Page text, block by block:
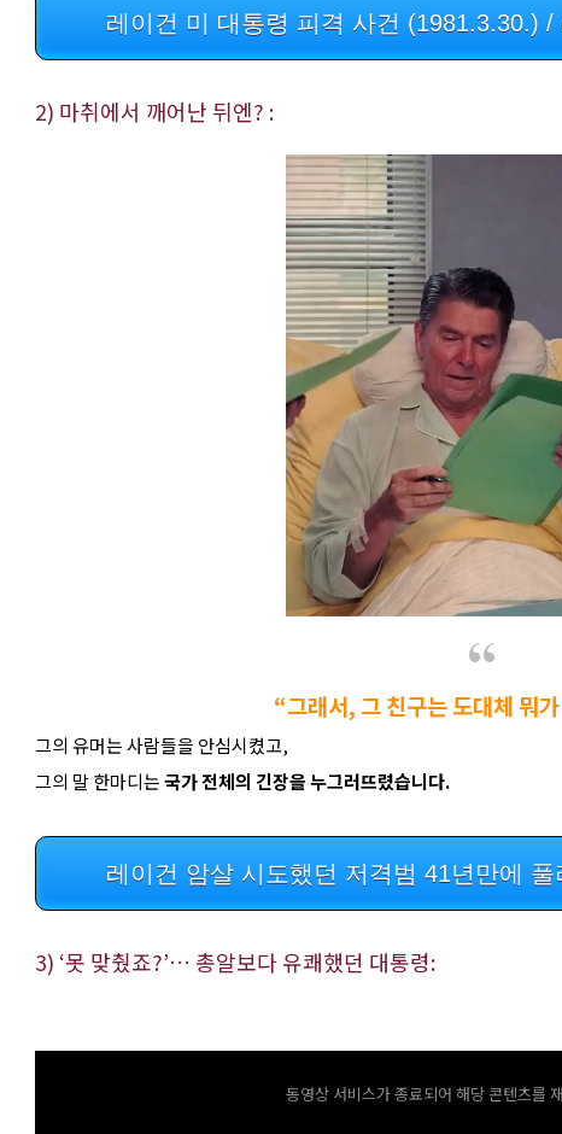
레이건 미 대통령 피격 사건 (1981.3.30.) /
2) 마취에서 깨어난 뒤엔? :
“그래서, 그 친구는 도대체 뭐
그의 유머는 사람들을 안심시켰고,
그의 말 한마디는국가 전체의 긴장을 누그러뜨렸습니다.
레이건 암살 시도했던 저격범 41년만에
3) ‘못 맞췄죠?’… 총알보다 유쾌했던 대통령:
동영상 서비스가 종료되어 해당 콘텐츠를